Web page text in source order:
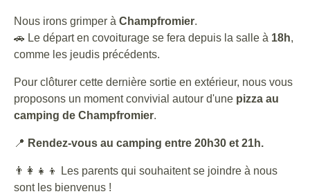
Nous irons grimper à Champfromier.
🚗 Le départ en covoiturage se fera depuis la salle à 18h,
comme les jeudis précédents.
Pour clôturer cette dernière sortie en extérieur, nous vous
proposons un moment convivial autour d'une pizza au
camping de Champfromier.
📍 Rendez-vous au camping entre 20h30 et 21h.
👨‍👩‍👧‍👦 Les parents qui souhaitent se joindre à nous
sont les bienvenus !